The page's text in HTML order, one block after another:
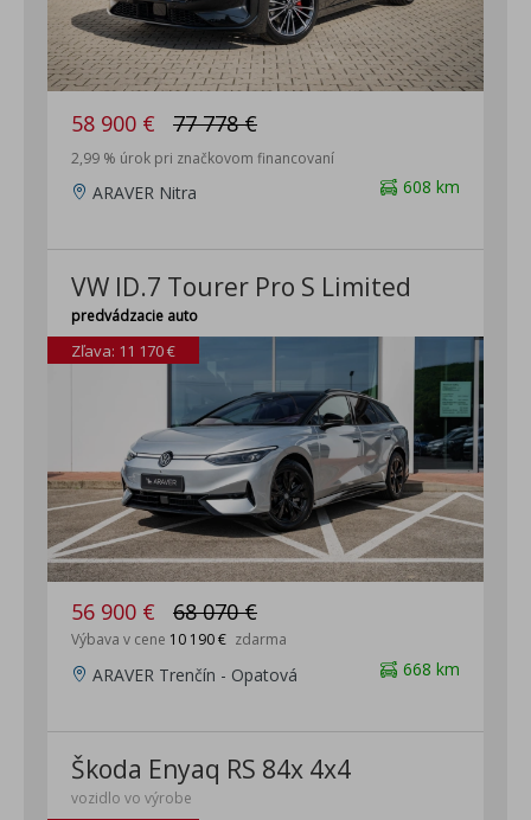
58 900 € 77 778 €
2,99 % úrok pri značkovom financovaní
608 km
ARAVER Nitra
VW ID.7 Tourer Pro S Limited
predvádzacie auto
Zľava: 11 170 €
56 900 € 68 070 €
Výbava v cene 10 190 € zdarma
668 km
ARAVER Trenčín - Opatová
Škoda Enyaq RS 84x 4x4
vozidlo vo výrobe